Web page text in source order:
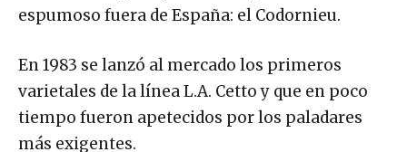
espumoso fuera de España: el Codornieu.
En 1983 se lanzó al mercado los primeros
varietales de la línea L.A. Cetto y que en poco
tiempo fueron apetecidos por los paladares
más exigentes.